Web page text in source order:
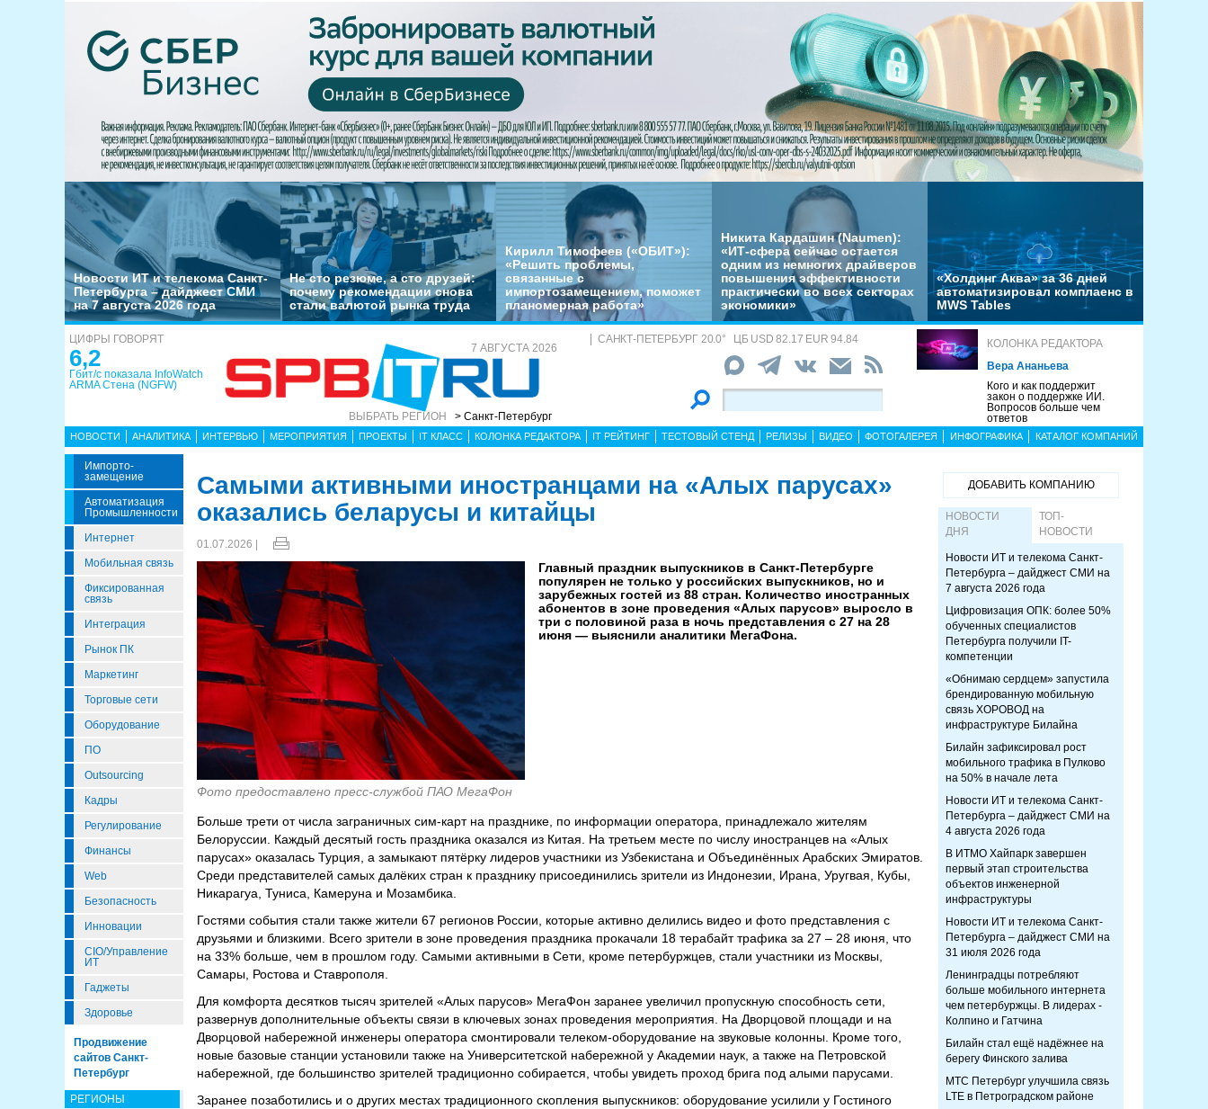
Новости ИТ и телекома Санкт-
Петербурга – дайджест СМИ
на 7 августа 2026 года
Не сто резюме, а сто друзей:
почему рекомендации снова
стали валютой рынка труда
Кирилл Тимофеев («ОБИТ»):
«Решить проблемы,
связанные с
импортозамещением, поможет
планомерная работа»
Никита Кардашин (Naumen):
«ИТ-сфера сейчас остается
одним из немногих драйверов
повышения эффективности
практически во всех секторах
экономики»
«Холдинг Аква» за 36 дней
автоматизировал комплаенс в
MWS Tables
ЦИФРЫ ГОВОРЯТ
6,2
Гбит/с показала InfoWatch
ARMA Стена (NGFW)
7 АВГУСТА 2026
ВЫБРАТЬ РЕГИОН > Санкт-Петербург
САНКТ-ПЕТЕРБУРГ 20.0° ЦБ USD 82.17 EUR 94.84
КОЛОНКА РЕДАКТОРА
Вера Ананьева
Кого и как поддержит
закон о поддержке ИИ.
Вопросов больше чем
ответов
НОВОСТИ АНАЛИТИКА ИНТЕРВЬЮ МЕРОПРИЯТИЯ ПРОЕКТЫ IT КЛАСС КОЛОНКА РЕДАКТОРА IT РЕЙТИНГ ТЕСТОВЫЙ СТЕНД РЕЛИЗЫ ВИДЕО ФОТОГАЛЕРЕЯ ИНФОГРАФИКА КАТАЛОГ КОМПАНИЙ
Импорто­
Замещение
Автоматизация
Промышленности
Интернет
Мобильная связь
Фиксированная
связь
Интеграция
Рынок ПК
Маркетинг
Торговые сети
Оборудование
ПО
Outsourcing
Кадры
Регулирование
Финансы
Web
Безопасность
Инновации
CIO/Управление
ИТ
Гаджеты
Здоровье
Продвижение
сайтов Санкт-
Петербург
РЕГИОНЫ
Самыми активными иностранцами на «Алых парусах»
оказались беларусы и китайцы
01.07.2026 |
Фото предоставлено пресс-службой ПАО МегаФон
Главный праздник выпускников в Санкт-Петербурге
популярен не только у российских выпускников, но и
зарубежных гостей из 88 стран. Количество иностранных
абонентов в зоне проведения «Алых парусов» выросло в
три с половиной раза в ночь представления с 27 на 28
июня — выяснили аналитики МегаФона.
Больше трети от числа заграничных сим-карт на празднике, по информации оператора, принадлежало жителям
Белоруссии. Каждый десятый гость праздника оказался из Китая. На третьем месте по числу иностранцев на «Алых
парусах» оказалась Турция, а замыкают пятёрку лидеров участники из Узбекистана и Объединённых Арабских Эмиратов.
Среди представителей самых далёких стран к празднику присоединились зрители из Индонезии, Ирана, Уругвая, Кубы,
Никарагуа, Туниса, Камеруна и Мозамбика.
Гостями события стали также жители 67 регионов России, которые активно делились видео и фото представления с
друзьями и близкими. Всего зрители в зоне проведения праздника прокачали 18 терабайт трафика за 27 – 28 июня, что
на 33% больше, чем в прошлом году. Самыми активными в Сети, кроме петербуржцев, стали участники из Москвы,
Самары, Ростова и Ставрополя.
Для комфорта десятков тысяч зрителей «Алых парусов» МегаФон заранее увеличил пропускную способность сети,
развернув дополнительные объекты связи в ключевых зонах проведения мероприятия. На Дворцовой площади и на
Дворцовой набережной инженеры оператора смонтировали телеком-оборудование на звуковые колонны. Кроме того,
новые базовые станции установили также на Университетской набережной у Академии наук, а также на Петровской
набережной, где большинство зрителей традиционно собирается, чтобы увидеть проход брига под алыми парусами.
Заранее позаботились и о других местах традиционного скопления выпускников: оборудование усилили у Гостиного
ДОБАВИТЬ КОМПАНИЮ
НОВОСТИ
ДНЯ
ТОП-
НОВОСТИ
Новости ИТ и телекома Санкт-
Петербурга – дайджест СМИ на
7 августа 2026 года
Цифровизация ОПК: более 50%
обученных специалистов
Петербурга получили IT-
компетенции
«Обнимаю сердцем» запустила
брендированную мобильную
связь ХОРОВОД на
инфраструктуре Билайна
Билайн зафиксировал рост
мобильного трафика в Пулково
на 50% в начале лета
Новости ИТ и телекома Санкт-
Петербурга – дайджест СМИ на
4 августа 2026 года
В ИТМО Хайпарк завершен
первый этап строительства
объектов инженерной
инфраструктуры
Новости ИТ и телекома Санкт-
Петербурга – дайджест СМИ на
31 июля 2026 года
Ленинградцы потребляют
больше мобильного интернета
чем петербуржцы. В лидерах -
Колпино и Гатчина
Билайн стал ещё надёжнее на
берегу Финского залива
МТС Петербург улучшила связь
LTE в Петроградском районе